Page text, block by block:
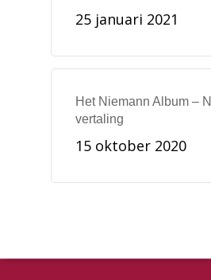
25 januari 2021
Het Niemann Album –
vertaling
15 oktober 2020